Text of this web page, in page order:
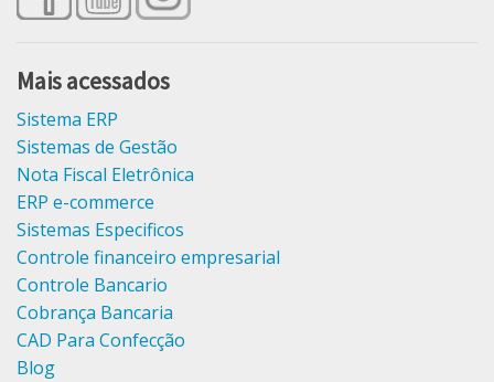
Mais acessados
Sistema ERP
Sistemas de Gestão
Nota Fiscal Eletrônica
ERP e-commerce
Sistemas Especificos
Controle financeiro empresarial
Controle Bancario
Cobrança Bancaria
CAD Para Confecção
Blog